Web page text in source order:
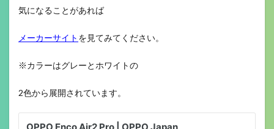
気になることがあれば
メーカーサイト を見てみてください。
※カラーはグレーとホワイトの
2色から展開されています。